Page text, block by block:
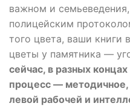
важном и
полицейским
того цвета, ваши книги
цветы у памятника —
сейчас, в разных
процесс —
левой рабочей и